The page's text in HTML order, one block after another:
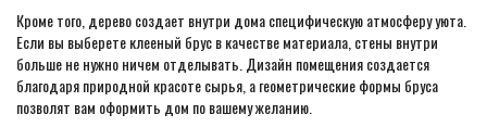
Кроме того, дерево создает внутри дома специфическую атмосферу уюта.
Если вы выберете клееный брус в качестве материала, стены внутри
больше не нужно ничем отделывать. Дизайн помещения создается
благодаря природной красоте сырья, а геометрические формы бруса
позволят вам оформить дом по вашему желанию.